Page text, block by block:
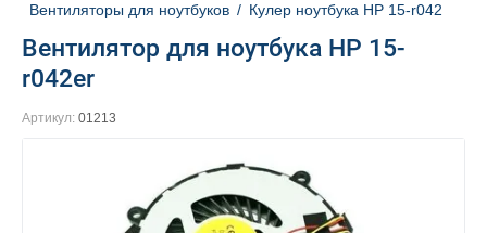
Вентиляторы для ноутбуков / Кулер ноутбука HP 15-r042
Вентилятор для ноутбука HP 15-
r042er
Артикул: 01213